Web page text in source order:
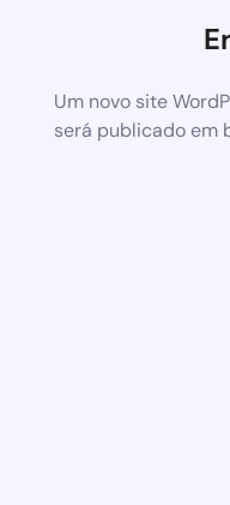
Um novo site
será publicado em